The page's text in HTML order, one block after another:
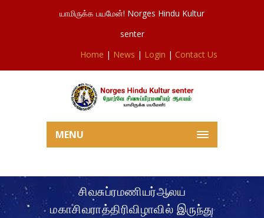
யாமிருக்க பயமேன்! Norges Hindu Kultur
senter
Home | News | Login | Contact Us
MENU
சிவசுப்ரமணியர்ஆலய
மகாசிவராத்திரிவிழாவில் இருந்து